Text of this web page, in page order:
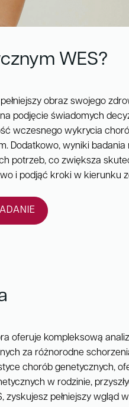
WES?
obraz swojego
podjęcie świadomych
wczesnego wykrycia
Dodatkowo, wyniki
potrzeb, co zwiększa
i podjąć kroki w kierunku
oferuje kompleksową
za różnorodne
chorób genetycznych,
w rodzinie,
zyskujesz pełniejszy wgląd